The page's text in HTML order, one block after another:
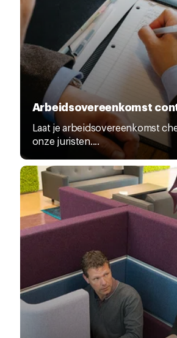
Arbeidsovereenkomst
Laat je arbeidsovereenkomst
onze juristen....